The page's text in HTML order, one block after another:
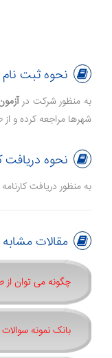
نحوه ثبت
به منظور شرکت در
شهرها مراجعه کرده و
نحوه دریافت
به منظور دریافت
مقالات مشابه
چگونه می توان از
بانک نمونه سوالات